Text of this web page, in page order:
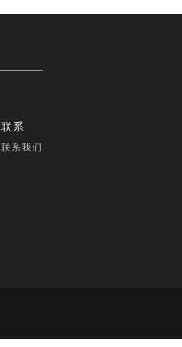
联系
联系我们